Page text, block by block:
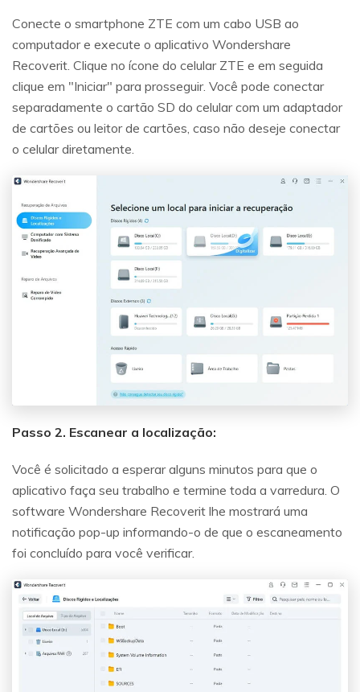
Conecte o smartphone ZTE com um cabo USB ao
computador e execute o aplicativo Wondershare
Recoverit. Clique no ícone do celular ZTE e em seguida
clique em "Iniciar" para prosseguir. Você pode conectar
separadamente o cartão SD do celular com um adaptador
de cartões ou leitor de cartões, caso não deseje conectar
o celular diretamente.
Passo 2. Escanear a localização:
Você é solicitado a esperar alguns minutos para que o
aplicativo faça seu trabalho e termine toda a varredura. O
software Wondershare Recoverit lhe mostrará uma
notificação pop-up informando-o de que o escaneamento
foi concluído para você verificar.